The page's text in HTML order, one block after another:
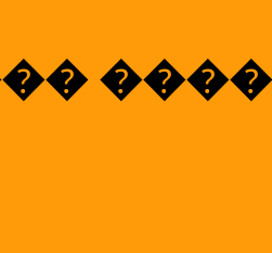
����